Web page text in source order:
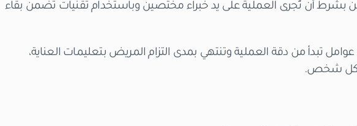
بشرط أن تُجرى العملية على يد خبراء مختصين وباستخدام تقنيات تضمن بقاء
تبدأ من دقة العملية وتنتهي بمدى التزام المريض بتعليمات العناية،
لكل شخص.